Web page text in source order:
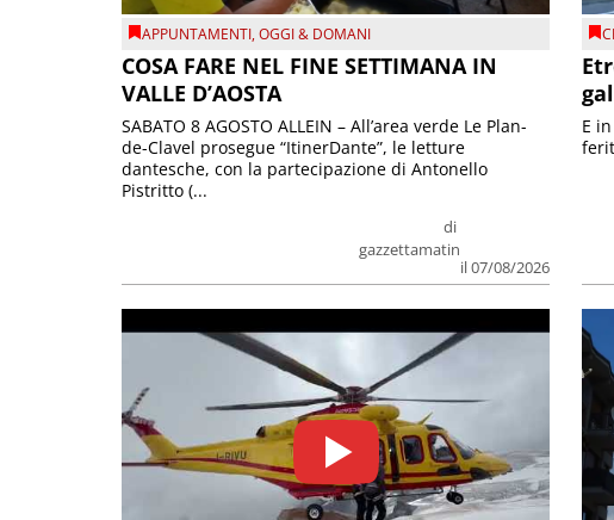
APPUNTAMENTI,OGGI & DOMANI
COSA FARE NEL FINE SETTIMANA IN
VALLE D’AOSTA
di
gazzettamatin
il 07/08/2026
SABATO 8 AGOSTO ALLEIN – All’area verde Le Plan-
de-Clavel prosegue “ItinerDante”, le letture
dantesche, con la partecipazione di Antonello
Pistritto (...
E